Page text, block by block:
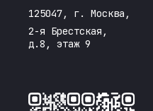
125047, г. Москва,
2-я Брестская,
д.8, этаж 9